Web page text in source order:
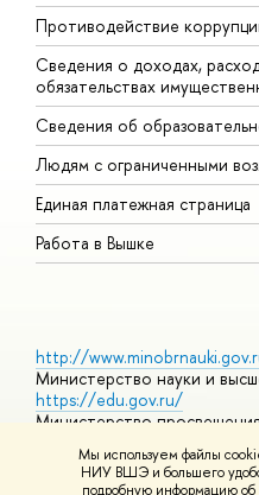
Мы используем файлы
НИУ ВШЭ и большего
подробную информацию об
Противодействие
Сведения о доходах,
обязательствах
Сведения об
Людям с ограниченными
Единая платежная страница
Работа в Вышке
http://
Министерство науки и
https://edu.gov.ru/
Министерство
https://elearning.hse.ru/mooc
Массовые открытые